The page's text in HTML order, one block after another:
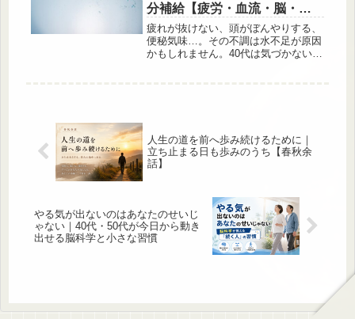
分補給【疲労・血流・脳・ダ
イエット】
疲れが抜けない、頭がぼんやりする、
便秘気味…。その不調は水不足が原因
かもしれません。40代は気づかないう
人生の道を前へ歩み続けるために｜
立ち止まる日も歩みのうち【春秋余
話】
やる気が出ないのはあなたのせいじ
ゃない｜40代・50代が今日から動き
出せる脳科学と小さな習慣